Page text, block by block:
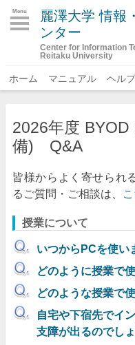
Menu
麗澤大学 情報
ンター
Center for Information
Reitaku University
ホーム マニュアル ヘル
2026年度
備) Q&A
皆様からよく寄せられ
るご質問・ご相談は、
授業について
いつからPCを使い
どのように授業で
どのような授業で
自宅や下宿先でイ
支障が出るのでし